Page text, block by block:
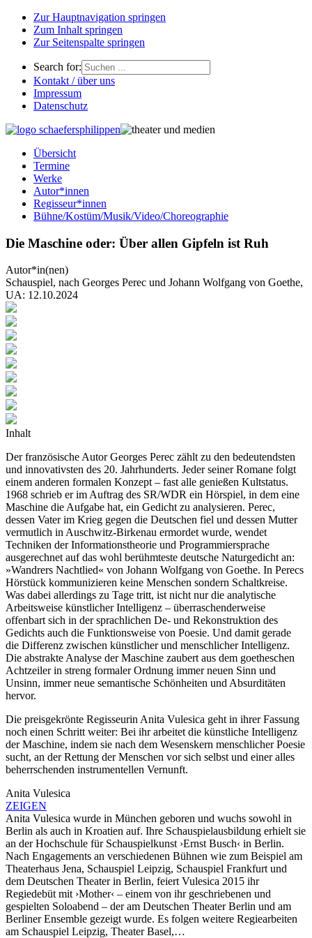
Zur Hauptnavigation springen
Zum Inhalt springen
Zur Seitenspalte springen
Search for:
Kontakt / über uns
Impressum
Datenschutz
Übersicht
Termine
Werke
Autor*innen
Regisseur*innen
Bühne/Kostüm/Musik/Video/Choreographie
Die Maschine oder: Über allen Gipfeln ist Ruh
Autor*in(nen)
Schauspiel, nach Georges Perec und Johann Wolfgang von Goethe,
UA: 12.10.2024
Inhalt
Der französische Autor Georges Perec zählt zu den bedeutendsten
und innovativsten des 20. Jahrhunderts. Jeder seiner Romane folgt
einem anderen formalen Konzept – fast alle genießen Kultstatus.
1968 schrieb er im Auftrag des SR/WDR ein Hörspiel, in dem eine
Maschine die Aufgabe hat, ein Gedicht zu analysieren. Perec,
dessen Vater im Krieg gegen die Deutschen fiel und dessen Mutter
vermutlich in Auschwitz-Birkenau ermordet wurde, wendet
Techniken der Informationstheorie und Programmiersprache
ausgerechnet auf das wohl berühmteste deutsche Naturgedicht an:
»Wandrers Nachtlied« von Johann Wolfgang von Goethe. In Perecs
Hörstück kommunizieren keine Menschen sondern Schaltkreise.
Was dabei allerdings zu Tage tritt, ist nicht nur die analytische
Arbeitsweise künstlicher Intelligenz – überraschenderweise
offenbart sich in der sprachlichen De- und Rekonstruktion des
Gedichts auch die Funktionsweise von Poesie. Und damit gerade
die Differenz zwischen künstlicher und menschlicher Intelligenz.
Die abstrakte Analyse der Maschine zaubert aus dem goetheschen
Achtzeiler in streng formaler Ordnung immer neuen Sinn und
Unsinn, immer neue semantische Schönheiten und Absurditäten
hervor.
Die preisgekrönte Regisseurin Anita Vulesica geht in ihrer Fassung
noch einen Schritt weiter: Bei ihr arbeitet die künstliche Intelligenz
der Maschine, indem sie nach dem Wesenskern menschlicher Poesie
sucht, an der Rettung der Menschen vor sich selbst und einer alles
beherrschenden instrumentellen Vernunft.
Anita Vulesica
ZEIGEN
Anita Vulesica wurde in München geboren und wuchs sowohl in
Berlin als auch in Kroatien auf. Ihre Schauspielausbildung erhielt sie
an der Hochschule für Schauspielkunst ›Ernst Busch‹ in Berlin.
Nach Engagements an verschiedenen Bühnen wie zum Beispiel am
Theaterhaus Jena, Schauspiel Leipzig, Schauspiel Frankfurt und
dem Deutschen Theater in Berlin, feiert Vulesica 2015 ihr
Regiedebüt mit ›Mother‹ – einem von ihr geschriebenen und
gespielten Soloabend – der am Deutschen Theater Berlin und am
Berliner Ensemble gezeigt wurde. Es folgen weitere Regiearbeiten
am Schauspiel Leipzig, Theater Basel,…